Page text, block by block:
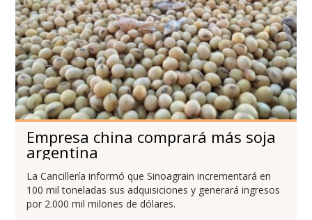
Empresa china comprará más soja
argentina
La Cancillería informó que Sinoagrain incrementará en
100 mil toneladas sus adquisiciones y generará ingresos
por 2.000 mil milones de dólares.